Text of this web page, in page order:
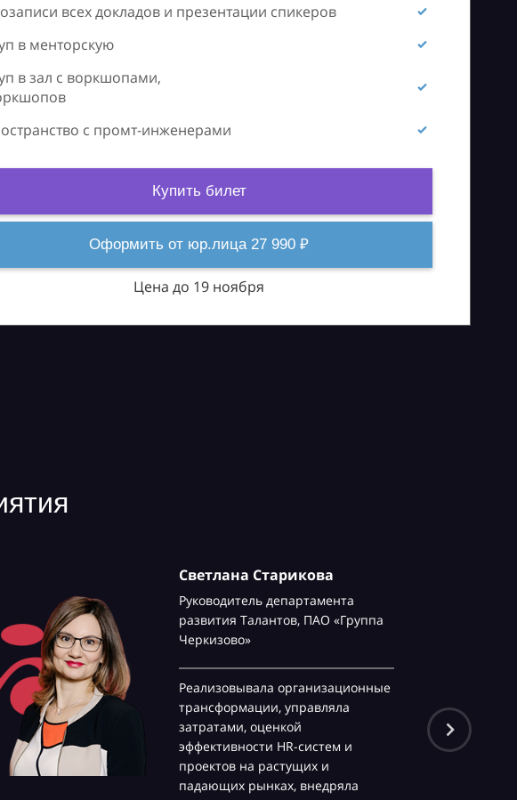
всех докладов и презентации спикеров
в менторскую
в зал с воркшопами,
с промт-инженерами
Купить билет
Оформить от юр.лица 27 990 ₽
Цена до 19 ноября
Светлана Старикова
Руководитель департамента
развития Талантов, ПАО «Группа
Черкизово»
Реализовывала организационные
трансформации, управляла
затратами, оценкой
эффективности HR-систем и
проектов на растущих и
падающих рынках, внедряла